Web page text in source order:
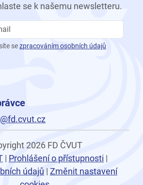
se k našemu newsletteru.
sezpracováním osobních údajů
2026 FD ČVUT
| Prohlášení o přístupnosti |
údajů | Změnit nastavení